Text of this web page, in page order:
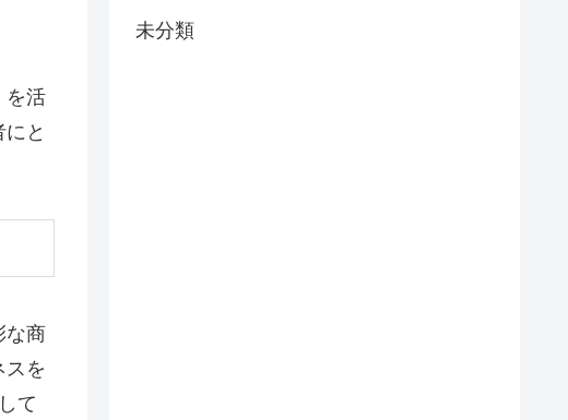
を活
と
な商
スを
て
未分類